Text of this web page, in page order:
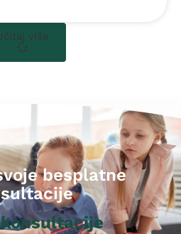
više
besplatne